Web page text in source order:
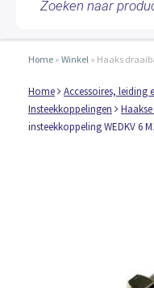
zoeken
Home » Winkel » Haaks
Home
Accessoires, leiding
Insteekkoppelingen
insteekkoppeling WEDKV 6